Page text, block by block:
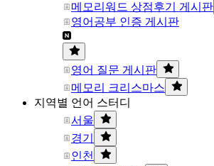
메모리워드 상점후기 게시판
영어공부 인증 게시판
영어 질문 게시판
메모리 크리스마스
지역별 언어 스터디
서울
경기
인천